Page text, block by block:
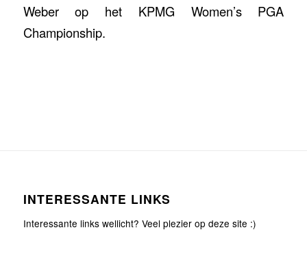
Weber op het KPMG Women’s PGA
Championship.
INTERESSANTE LINKS
Interessante links wellicht? Veel plezier op deze site :)